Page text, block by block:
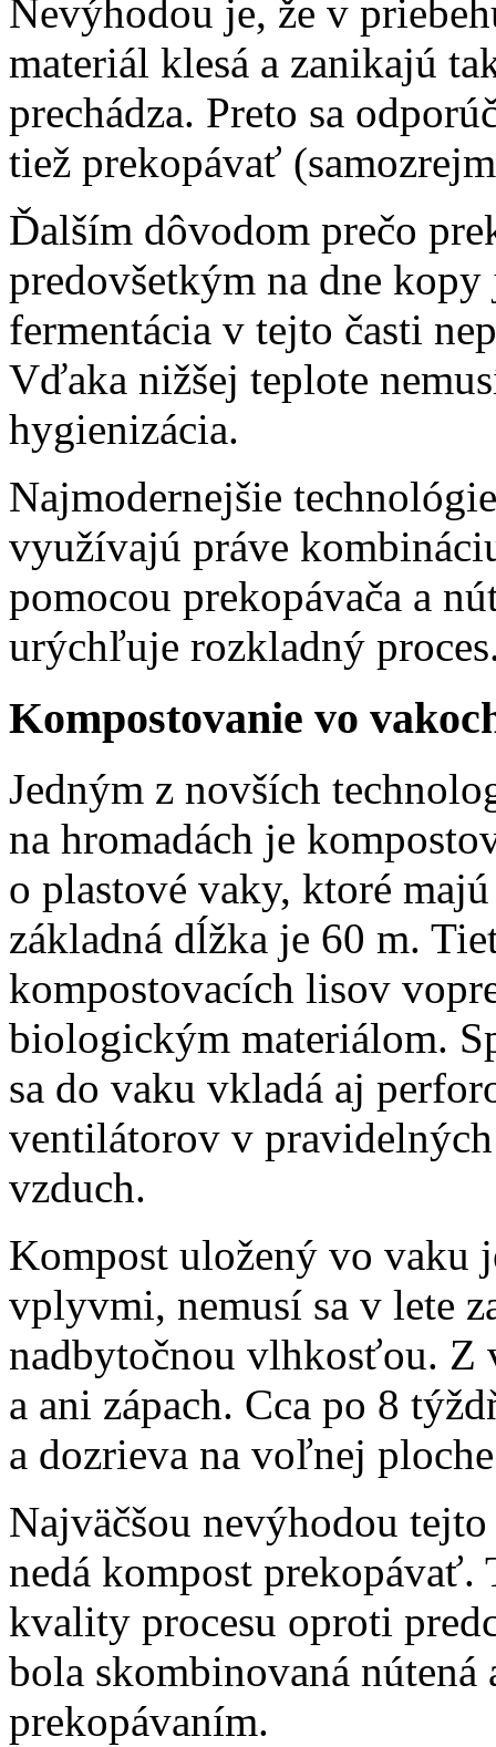
Nevýhodou je, že v
materiál klesá a zanikajú
prechádza. Preto sa
tiež prekopávať
Ďalším dôvodom prečo
predovšetkým na dne
fermentácia v tejto časti
Vďaka nižšej teplote
hygienizácia.
Najmodernejšie
využívajú práve
pomocou prekopávača a
urýchľuje rozkladný
Kompostovanie vo
Jedným z novších
na hromadách je
o plastové vaky, ktoré
základná dĺžka je 60 m.
kompostovacích lisov
biologickým materiálom.
sa do vaku vkladá aj
ventilátorov v
vzduch.
Kompost uložený vo vaku
vplyvmi, nemusí sa v lete
nadbytočnou vlhkosťou. Z
a ani zápach. Cca po 8
a dozrieva na voľnej
Najväčšou nevýhodou
nedá kompost
kvality procesu oproti
bola skombinovaná nútená
prekopávaním.